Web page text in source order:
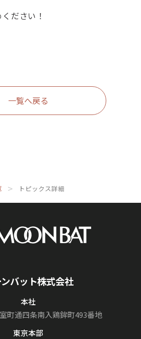
ださい！
一覧へ戻る
トピックス詳細
バット株式会社
本社
町通四条南入鶏鉾町493番地
東京本部